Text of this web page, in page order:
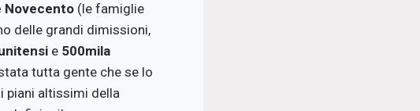
Novecento (le famiglie
delle grandi dimissioni,
e 500mila
tutta gente che se lo
piani altissimi della